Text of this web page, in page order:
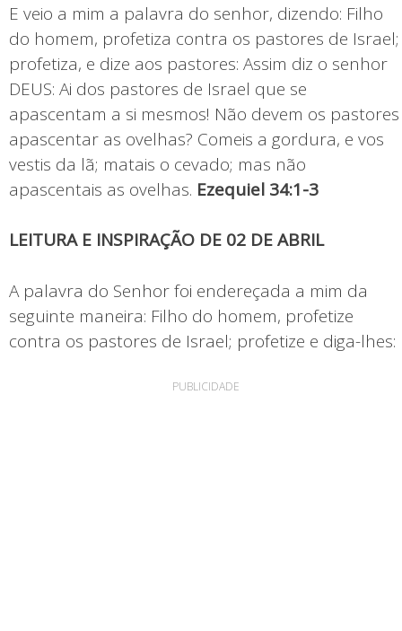
E veio a mim a palavra do senhor, dizendo: Filho
do homem, profetiza contra os pastores de Israel;
profetiza, e dize aos pastores: Assim diz o senhor
DEUS: Ai dos pastores de Israel que se
apascentam a si mesmos! Não devem os pastores
apascentar as ovelhas? Comeis a gordura, e vos
vestis da lã; matais o cevado; mas não
apascentais as ovelhas. Ezequiel 34:1-3
LEITURA E INSPIRAÇÃO DE 02 DE ABRIL
A palavra do Senhor foi endereçada a mim da
seguinte maneira: Filho do homem, profetize
contra os pastores de Israel; profetize e diga-lhes:
PUBLICIDADE